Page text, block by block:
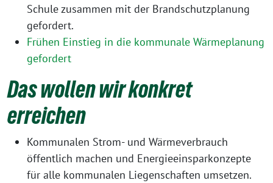
Schule zusammen mit der Brandschutzplanung
gefordert.
Frühen Einstieg in die kommunale Wärmeplanung
gefordert
Das wollen wir konkret
erreichen
Kommunalen Strom- und Wärmeverbrauch
öffentlich machen und Energieeinsparkonzepte
für alle kommunalen Liegenschaften umsetzen.